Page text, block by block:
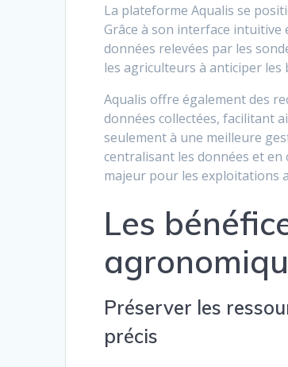
La plateforme Aqualis se
Grâce à son interface intuitive
données relevées par les
les agriculteurs à anticiper les
Aqualis offre également des
données collectées, facilitant
seulement à une meilleure
centralisant les données et
majeur pour les exploitations
Les
Préserver les
précis